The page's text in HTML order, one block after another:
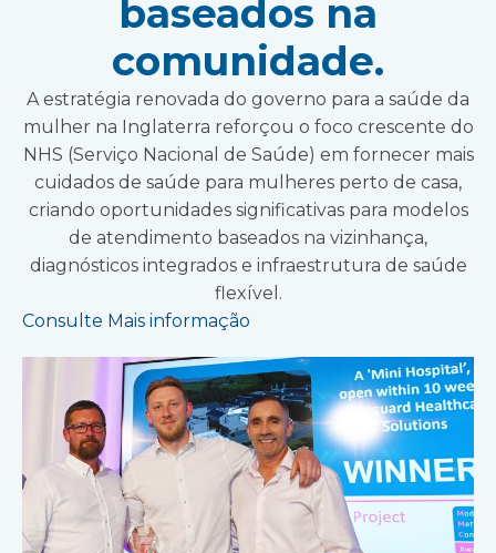
baseados na
comunidade.
A estratégia renovada do governo para a saúde da
mulher na Inglaterra reforçou o foco crescente do
NHS (Serviço Nacional de Saúde) em fornecer mais
cuidados de saúde para mulheres perto de casa,
criando oportunidades significativas para modelos
de atendimento baseados na vizinhança,
diagnósticos integrados e infraestrutura de saúde
flexível.
Consulte Mais informação